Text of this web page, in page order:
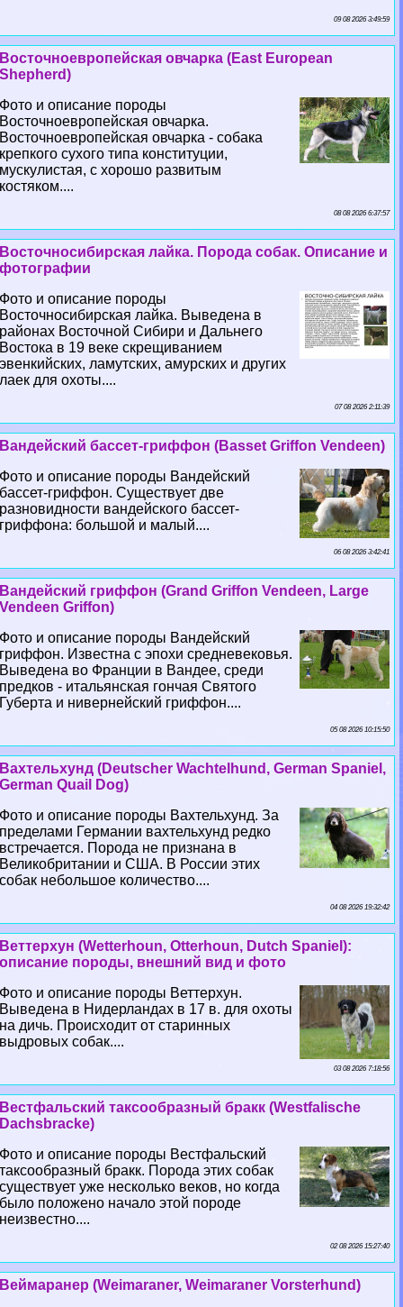
09 08 2026 3:49:59
Восточноевропейская овчарка (East European
Shepherd)
Фото и описание породы
Восточноевропейская овчарка.
Восточноевропейская овчарка - собака
крепкого сухого типа конституции,
мускулистая, с хорошо развитым
костяком....
08 08 2026 6:37:57
Восточносибирская лайка. Порода собак. Описание и
фотографии
Фото и описание породы
Восточносибирская лайка. Выведена в
районах Восточной Сибири и Дальнего
Востока в 19 веке скрещиванием
эвенкийских, ламутских, амурских и других
лаек для охоты....
07 08 2026 2:11:39
Вандейский бассет-гриффон (Basset Griffon Vendeen)
Фото и описание породы Вандейский
бассет-гриффон. Существует две
разновидности вандейского бассет-
гриффона: большой и малый....
06 08 2026 3:42:41
Вандейский гриффон (Grand Griffon Vendeen, Large
Vendeen Griffon)
Фото и описание породы Вандейский
гриффон. Известна с эпохи средневековья.
Выведена во Франции в Вандее, среди
предков - итальянская гончая Святого
Губерта и нивернейский гриффон....
05 08 2026 10:15:50
Вахтельхунд (Deutscher Wachtelhund, German Spaniel,
German Quail Dog)
Фото и описание породы Вахтельхунд. За
пределами Германии вахтельхунд редко
встречается. Порода не признана в
Великобритании и США. В России этих
собак небольшое количество....
04 08 2026 19:32:42
Веттерхун (Wetterhoun, Otterhoun, Dutch Spaniel):
описание породы, внешний вид и фото
Фото и описание породы Веттерхун.
Выведена в Нидерландах в 17 в. для охоты
на дичь. Происходит от старинных
выдровых собак....
03 08 2026 7:18:56
Вестфальский таксообразный бpaкк (Westfalische
Dachsbracke)
Фото и описание породы Вестфальский
таксообразный бpaкк. Порода этих собак
существует уже несколько веков, но когда
было положено начало этой породе
неизвестно....
02 08 2026 15:27:40
Веймаранер (Weimaraner, Weimaraner Vorsterhund)